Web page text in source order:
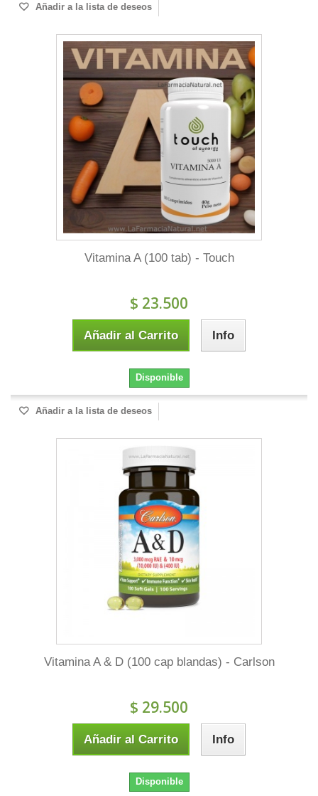
Añadir a la lista de deseos
Vitamina A (100 tab) - Touch
$ 23.500
Añadir al Carrito Info
Disponible
Añadir a la lista de deseos
Vitamina A & D (100 cap blandas) - Carlson
$ 29.500
Añadir al Carrito Info
Disponible